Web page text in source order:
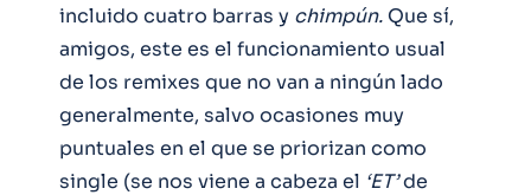
incluido cuatro barras y chimpún. Que sí,
amigos, este es el funcionamiento usual
de los remixes que no van a ningún lado
generalmente, salvo ocasiones muy
puntuales en el que se priorizan como
single (se nos viene a cabeza el ‘ET’de